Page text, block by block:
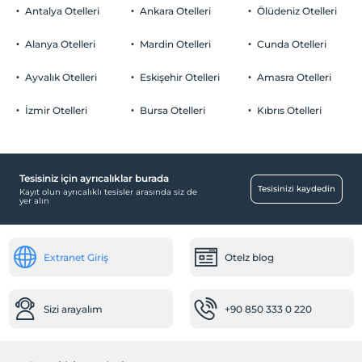
Otopark (Tesis bünyesinde)
Ulaşım
Havaalanı servisi (ücretli)
Çocuklar
Her bir oda için 11 yaşına kadar 1 çocuk ücretsizdir
Antalya Otelleri
Alanya Otelleri
Ayvalık Otelleri
İzmir Otelleri
Ankara Otelleri
Mardin Otelleri
Eskişehir Otelleri
Bursa Otelleri
Ölüdeniz Otelleri
Cunda Otelleri
Amasra Otelleri
Kıbrıs Otelleri
Tesisiniz için ayrıcalıklar burada
Kayıt olun ayrıcalıklı tesisler arasında siz de
yer alın
Tesisinizi kaydedin
Extranet Giriş Otelz blog
Sizi arayalım +90 850 333 0 220